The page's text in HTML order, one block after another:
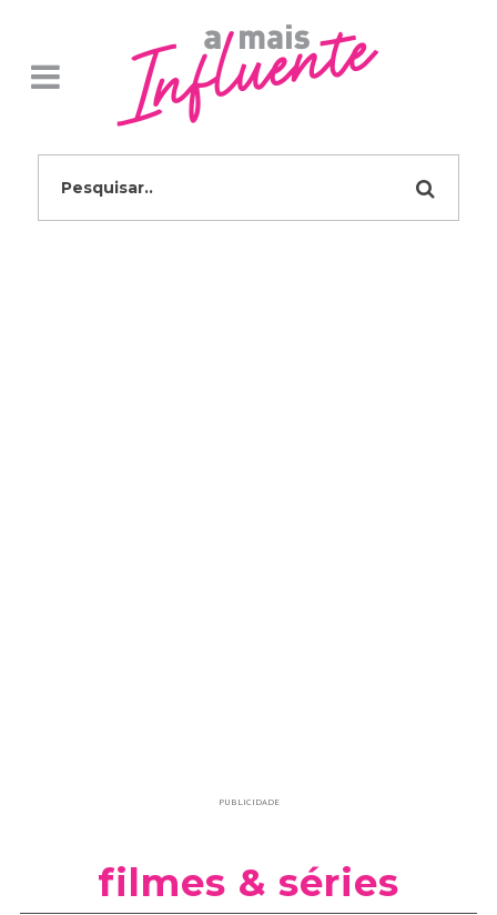
PUBLICIDADE
filmes & séries